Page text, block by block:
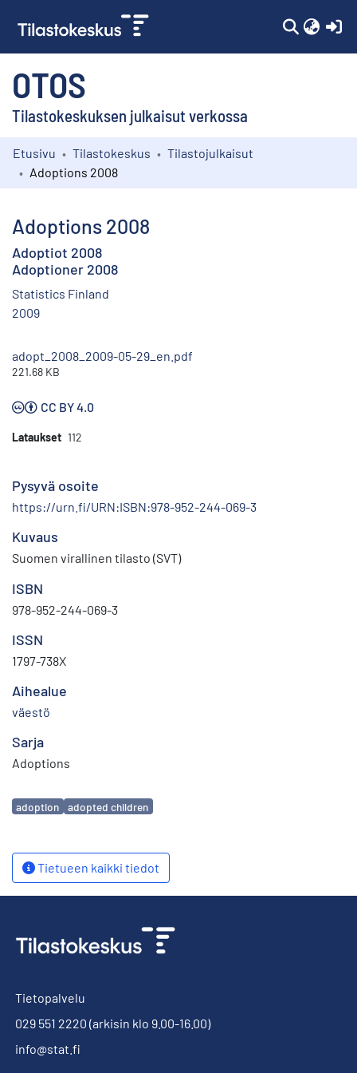
OTOS
Tilastokeskuksen julkaisut verkossa
Kokoelmat
Etusivu Tilastokeskus
Tilastojulkaisut
Adoptions 2008
Adoptions 2008
Adoptiot 2008
Adoptioner 2008
Statistics Finland
2009
adopt_2008_2009-05-29_en.pdf
221.68 KB
CC BY 4.0
Lataukset 112
Pysyvä osoite
https://urn.fi/URN:ISBN:978-952-244-069-3
Kuvaus
Suomen virallinen tilasto (SVT)
ISBN
978-952-244-069-3
ISSN
1797-738X
Aihealue
väestö
Sarja
Adoptions
Avainsanat
adoption adopted children
Tietueen kaikki tiedot
Tietopalvelu
029 551 2220 (arkisin klo 9.00-16.00)
info@stat.fi